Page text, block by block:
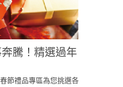
騰！精選過年
節禮品專區為您挑選各